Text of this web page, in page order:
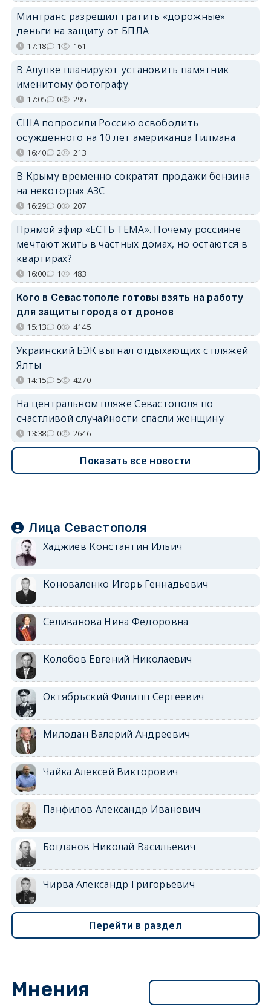
Минтранс разрешил тратить «дорожные»
деньги на защиту от БПЛА
17:18 1 161
В Алупке планируют установить памятник
именитому фотографу
17:05 0 295
США попросили Россию освободить
осуждённого на 10 лет американца Гилмана
16:40 2 213
В Крыму временно сократят продажи бензина
на некоторых АЗС
16:29 0 207
Прямой эфир «ЕСТЬ ТЕМА». Почему россияне
мечтают жить в частных домах, но остаются в
квартирах?
16:00 1 483
Кого в Севастополе готовы взять на работу
для защиты города от дронов
15:13 0 4145
Украинский БЭК выгнал отдыхающих с пляжей
Ялты
14:15 5 4270
На центральном пляже Севастополя по
счастливой случайности спасли женщину
13:38 0 2646
Показать все новости
Лица Севастополя
Хаджиев Константин Ильич
Коноваленко Игорь Геннадьевич
Селиванова Нина Федоровна
Колобов Евгений Николаевич
Октябрьский Филипп Сергеевич
Милодан Валерий Андреевич
Чайка Алексей Викторович
Панфилов Александр Иванович
Богданов Николай Васильевич
Чирва Александр Григорьевич
Перейти в раздел
Мнения